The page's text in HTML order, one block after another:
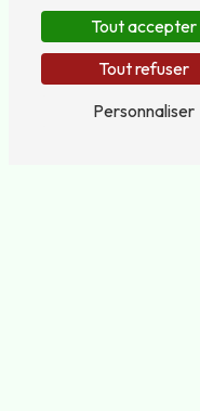
Tout accepter
Tout refuser
Personnaliser